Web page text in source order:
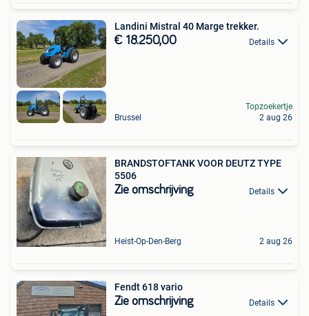
Landini Mistral 40 Marge trekker.
€ 18.250,00 Details
Brussel
Topzoekertje
2 aug 26
BRANDSTOFTANK VOOR DEUTZ TYPE
5506
Zie omschrijving Details
Heist-Op-Den-Berg 2 aug 26
Fendt 618 vario
Zie omschrijving Details